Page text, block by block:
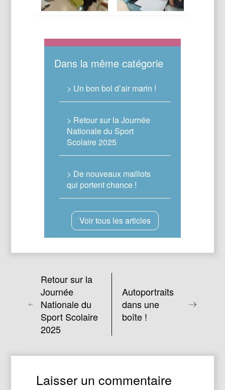
Dans la même catégorie
> Un bon bol d’air marin !
> Retour sur la Journée
Nationale du Sport
Scolaire 2025
> De nouveaux maillots
qui portent chance !
Voir tous les articles
Retour sur la
Journée
Nationale du
Sport Scolaire
2025
Autoportraits
dans une
boîte !
Laisser un commentaire